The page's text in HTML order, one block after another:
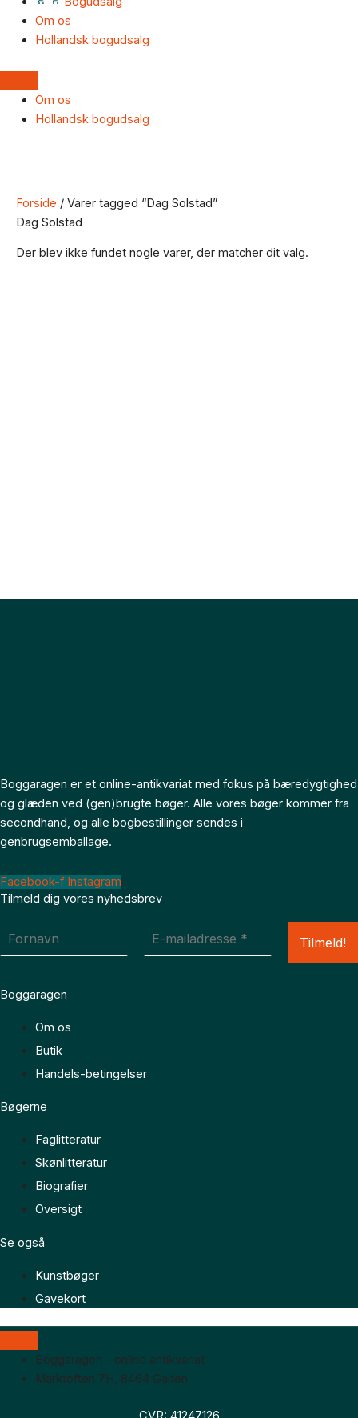
Om os
Hollandsk bogudsalg
Om os
Hollandsk bogudsalg
Forside / Varer tagged “Dag Solstad”
Dag Solstad
Der blev ikke fundet nogle varer, der matcher dit valg.
Boggaragen er et online-antikvariat med fokus på bæredygtighed
og glæden ved (gen)brugte bøger. Alle vores bøger kommer fra
secondhand, og alle bogbestillinger sendes i
genbrugsemballage.
Facebook-f Instagram
Tilmeld dig vores nyhedsbrev
Boggaragen
Om os
Butik
Handels-betingelser
Bøgerne
Faglitteratur
Skønlitteratur
Biografier
Oversigt
Se også
Kunstbøger
Gavekort
Boggaragen – online antikvariat
Marktoften 7H, 8464 Galten